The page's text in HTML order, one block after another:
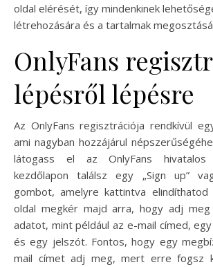
oldal elérését, így mindenkinek
létrehozására és a tartalmak
OnlyFans
lépésről lépésre
Az OnlyFans regisztrációja rendkívül
ami nagyban hozzájárul
látogass el az OnlyFans hivatalos
kezdőlapon találsz egy „Sign up”
gombot, amelyre kattintva
oldal megkér majd arra, hogy adj meg
adatot, mint például az e-mail címed,
és egy jelszót. Fontos, hogy egy
mail címet adj meg, mert erre fogsz